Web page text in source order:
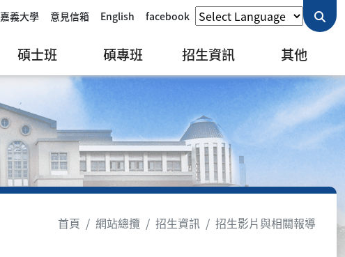
嘉義大學 意見信箱 English facebook
碩士班 碩專班 招生資訊 其他
首頁
網站總攬 招生資訊 招生影片與相關報導